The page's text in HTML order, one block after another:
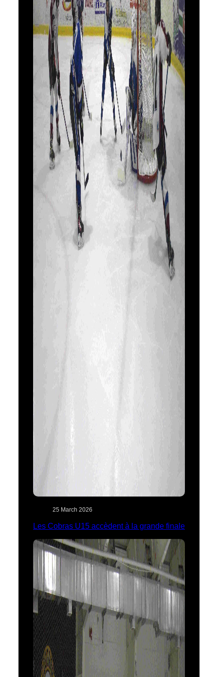
25 March 2026
Les Cobras U15 accèdent à la grande finale